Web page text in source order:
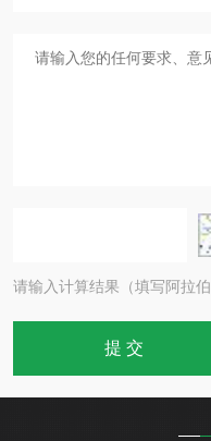
请输入计算结果（填写阿拉